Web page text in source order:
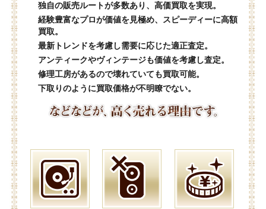
独自の販売ルートが多数あり、高価買取を実現。
経験豊富なプロが価値を見極め、スピーディーに高額
買取。
最新トレンドを考慮し需要に応じた適正査定。
アンティークやヴィンテージも価値を考慮し査定。
修理工房があるので壊れていても買取可能。
下取りのように買取価格が不明瞭でない。